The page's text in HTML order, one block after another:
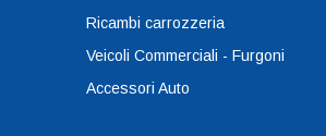
Ricambi carrozzeria
Veicoli Commerciali - Furgoni
Accessori Auto